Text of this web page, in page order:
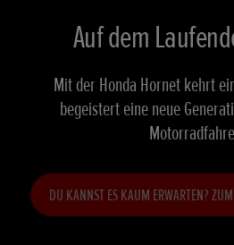
Auf dem
Mit der Honda Hornet kehrt
begeistert eine neue
DU KANNST ES KAUM ERWARTEN?